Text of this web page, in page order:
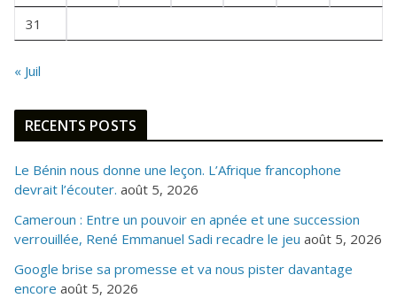
31
« Juil
RECENTS POSTS
Le Bénin nous donne une leçon. L’Afrique francophone
devrait l’écouter. août 5, 2026
Cameroun : Entre un pouvoir en apnée et une succession
verrouillée, René Emmanuel Sadi recadre le jeu août 5, 2026
Google brise sa promesse et va nous pister davantage
encore août 5, 2026